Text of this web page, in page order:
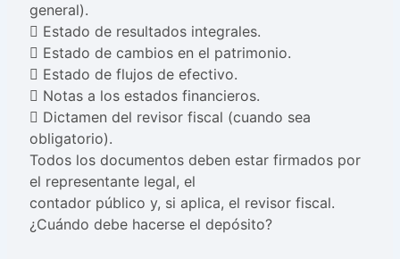
general).
 Estado de resultados integrales.
 Estado de cambios en el patrimonio.
 Estado de flujos de efectivo.
 Notas a los estados financieros.
 Dictamen del revisor fiscal (cuando sea
obligatorio).
Todos los documentos deben estar firmados por
el representante legal, el
contador público y, si aplica, el revisor fiscal.
¿Cuándo debe hacerse el depósito?